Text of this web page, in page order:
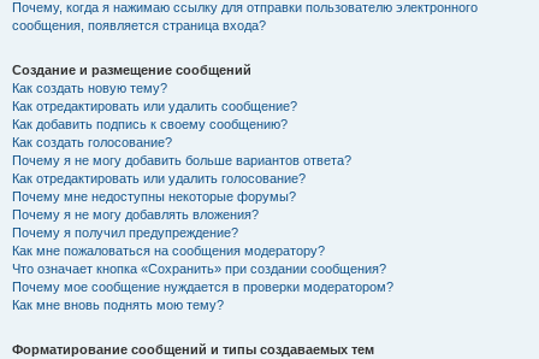
Почему, когда я нажимаю ссылку для отправки пользователю электронного
сообщения, появляется страница входа?
Создание и размещение сообщений
Как создать новую тему?
Как отредактировать или удалить сообщение?
Как добавить подпись к своему сообщению?
Как создать голосование?
Почему я не могу добавить больше вариантов ответа?
Как отредактировать или удалить голосование?
Почему мне недоступны некоторые форумы?
Почему я не могу добавлять вложения?
Почему я получил предупреждение?
Как мне пожаловаться на сообщения модератору?
Что означает кнопка «Сохранить» при создании сообщения?
Почему мое сообщение нуждается в проверки модератором?
Как мне вновь поднять мою тему?
Форматирование сообщений и типы создаваемых тем